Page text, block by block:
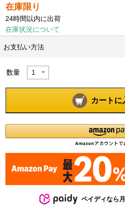
在庫限り
24時間以内に出荷
在庫状況について
お支払い方法
数量
カートに
ペイディなら